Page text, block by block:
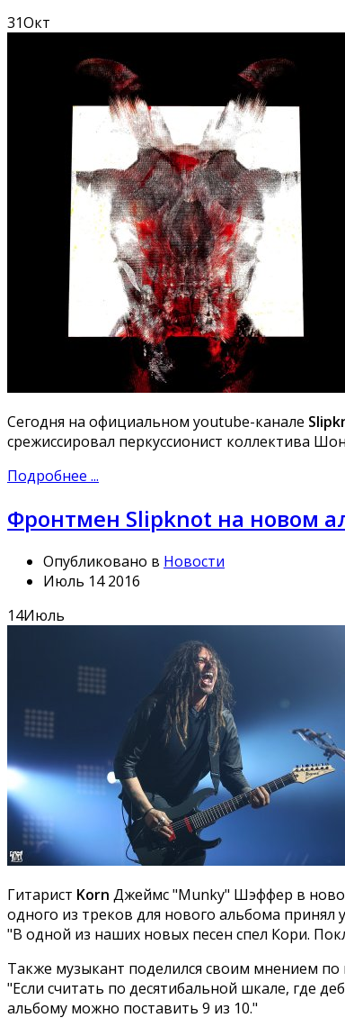
31Окт
Сегодня на официальном youtube-канале
срежиссировал перкуссионист коллектива
Подробнее ...
Фронтмен Slipknot на новом
Опубликовано в Новости
Июль 14 2016
14Июль
Гитарист Korn Джеймс "Munky" Шэффер в
одного из треков для нового альбома
"В одной из наших новых песен спел Кори.
Также музыкант поделился своим мнением по
"Если считать по десятибальной шкале, где
альбому можно поставить 9 из 10."